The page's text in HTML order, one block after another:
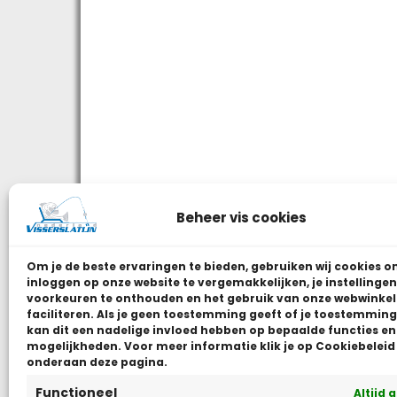
Beheer vis cookies
Om je de beste ervaringen te bieden, gebruiken wij cookies
inloggen op onze website te vergemakkelijken, je
voorkeuren te onthouden en het gebruik van onze
faciliteren. Als je geen toestemming geeft of je
kan dit een nadelige invloed hebben op bepaalde functies en
mogelijkheden. Voor meer informatie klik je op Cookiebeleid
onderaan deze pagina.
Functioneel Altijd